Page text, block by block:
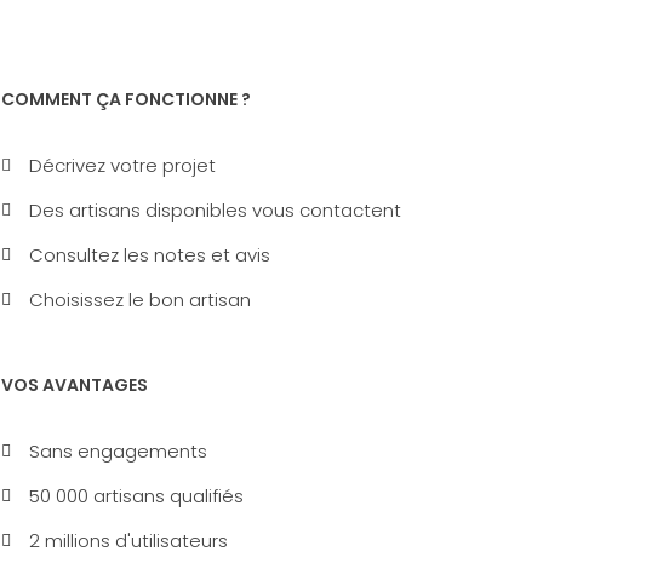
COMMENT ÇA FONCTIONNE ?
Décrivez votre projet
Des artisans disponibles vous contactent
Consultez les notes et avis
Choisissez le bon artisan
VOS AVANTAGES
Sans engagements
50 000 artisans qualifiés
2 millions d'utilisateurs